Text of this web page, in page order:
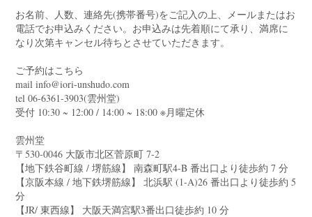
お名前、人数、連絡先(携帯番号)をご記入の上、メールまたはお
電話でお申込みください。お申込みは先着順にて承り、満席に
なり次第キャンセル待ちとさせていただきます。
ご予約はこちら
mail info@iori-unshudo.com
tel 06-6361-3903(雲州堂)
受付 10:30 ~ 12:00 / 14:00 ~ 18:00 ※月曜定休
雲州堂
〒530-0046 大阪市北区菅原町 7-2
【地下鉄谷町線 / 堺筋線】 南森町駅4-B 番出口より徒歩約 7 分
【京阪本線 / 地下鉄堺筋線】 北浜駅 (1-A)26 番出口より徒歩約 5
分
【JR/ 東西線】 大阪天満宮駅3番出口徒歩約 10 分